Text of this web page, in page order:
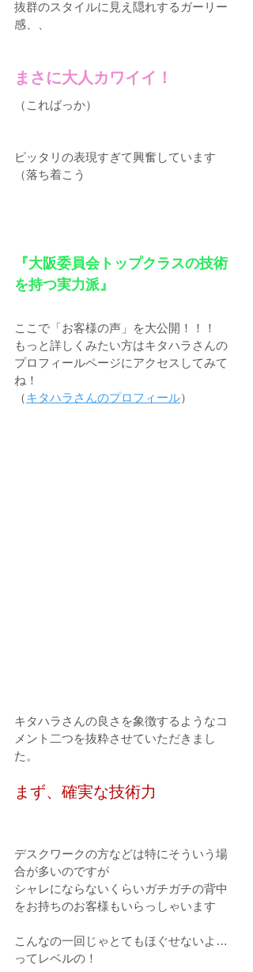
抜群のスタイルに見え隠れするガーリー
感、、
まさに大人カワイイ！
（こればっか）
ピッタリの表現すぎて興奮しています
（落ち着こう
『大阪委員会トップクラスの技術
を持つ実力派』
ここで「お客様の声」を大公開！！！
もっと詳しくみたい方はキタハラさんの
プロフィールページにアクセスしてみて
ね！
（キタハラさんのプロフィール）
キタハラさんの良さを象徴するようなコ
メント二つを抜粋させていただきまし
た。
まず、確実な技術力
デスクワークの方などは特にそういう場
合が多いのですが
シャレにならないくらいガチガチの背中
をお持ちのお客様もいらっしゃいます
こんなの一回じゃとてもほぐせないよ…
ってレベルの！